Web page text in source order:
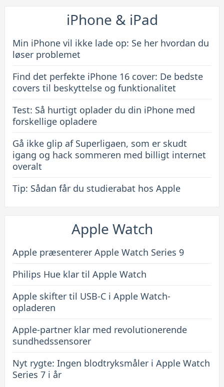
til
beskyttelse
funktionalitet
iPhone & iPad
Min iPhone vil ikke lade op: Se her hvordan du
løser problemet
Find det perfekte iPhone 16 cover: De bedste
covers til beskyttelse og funktionalitet
Test: Så hurtigt oplader du din iPhone med
forskellige opladere
Gå ikke glip af Superligaen, som er skudt
igang og hack sommeren med billigt internet
overalt
Tip: Sådan får du studierabat hos Apple
Apple Watch
Apple præsenterer Apple Watch Series 9
Philips Hue klar til Apple Watch
Apple skifter til USB-C i Apple Watch-
opladeren
Apple-partner klar med revolutionerende
sundhedssensorer
Nyt rygte: Ingen blodtryksmåler i Apple Watch
Series 7 i år